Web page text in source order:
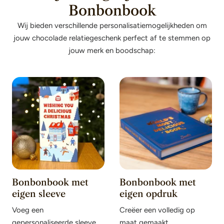
Bonbonbook
Wij bieden verschillende personalisatiemogelijkheden om
jouw chocolade relatiegeschenk perfect af te stemmen op
jouw merk en boodschap:
Bonbonbook met
eigen sleeve
Voeg een
Bonbonbook met
eigen opdruk
Creëer een volledig op